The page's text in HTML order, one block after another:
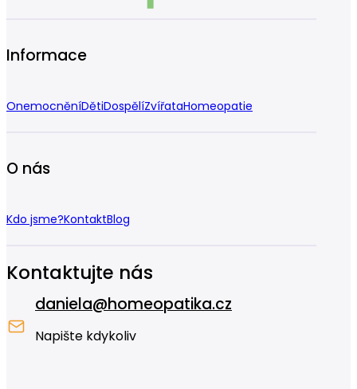
Informace
OnemocněníDětiDospělíZvířataHomeopatie
O nás
Kdo jsme?KontaktBlog
Kontaktujte nás
daniela@homeopatika.cz
Napište kdykoliv